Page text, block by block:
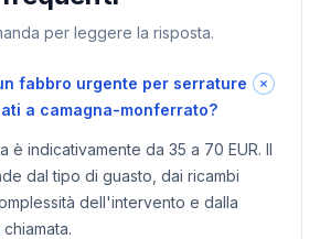
per leggere la risposta.
fabbro urgente per serrature
a camagna-monferrato?
è indicativamente da 35 a 70 EUR. Il
dal tipo di guasto, dai ricambi
dell'intervento e dalla